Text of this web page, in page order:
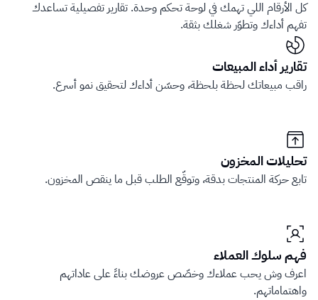
تفهم أداءك وتطوّر شغلك بثقة.
تحليلات المخزون
تابع حركة المنتجات بدقة، وتوقّع الطلب قبل ما ينقص المخزون.
تقارير أداء المبيعات
راقب مبيعاتك لحظة بلحظة، وحسّن أداءك لتحقيق نمو أسرع.
فهم سلوك العملاء
واهتماماتهم.